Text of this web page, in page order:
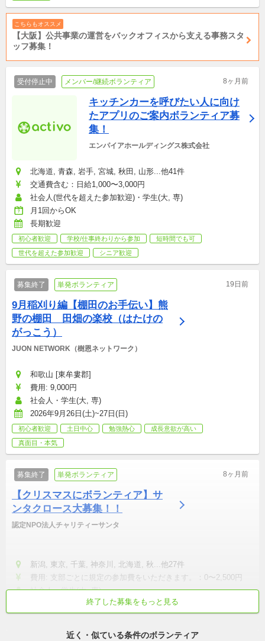
こちらもオススメ
【大阪】公共事業の運営をバックオフィスから支える事務スタ
ッフ募集！
受付停止中 メンバー/継続ボランティア 8ヶ月前
キッチンカーを呼びたい人に向け
たアプリのご案内ボランティア募
集！
エンパイアホールディングス株式会社
北海道, 青森, 岩手, 宮城, 秋田, 山形...他41件
交通費含む：日給1,000〜3,000円
社会人(世代を超えた参加歓迎)・学生(大, 専)
月1回からOK
長期歓迎
初心者歓迎 学校/仕事終わりから参加
短時間でも可
世代を超えた参加歓迎
シニア歓迎
募集終了 単発ボランティア 19日前
9月稲刈り編【棚田のお手伝い】熊
野の棚田　田畑の楽校（はたけの
がっこう）
JUON NETWORK（樹恩ネットワーク）
和歌山 [東牟婁郡]
費用: 9,000円
社会人・学生(大, 専)
2026年9月26日(土)~27日(日)
初心者歓迎 土日中心 勉強熱心
成長意欲が高い
真面目・本気
募集終了 単発ボランティア 8ヶ月前
【クリスマスにボランティア】サ
ンタクロース大募集！！
認定NPO法人チャリティーサンタ
新潟, 東京, 千葉, 神奈川, 北海道, 秋...他27件
費用: 支部ごとに規定の参加費をいただきます。：0〜2,500円
社会人・学生(大, 専)
テンション高め 成長意欲が高い
終了した募集をもっと見る
近く・似ている条件のボランティア